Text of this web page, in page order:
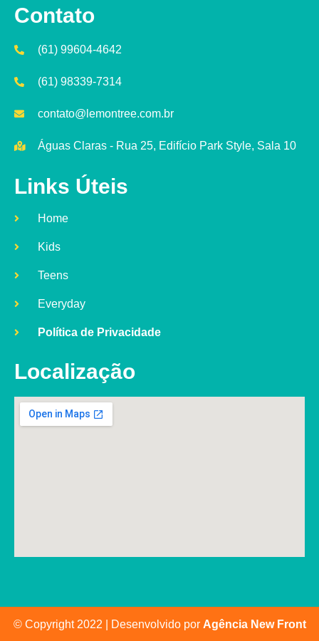
Contato
(61) 99604-4642
(61) 98339-7314
contato@lemontree.com.br
Águas Claras - Rua 25, Edifício Park Style, Sala 10
Links Úteis
Home
Kids
Teens
Everyday
Política de Privacidade
Localização
© Copyright 2022 | Desenvolvido por Agência New Front